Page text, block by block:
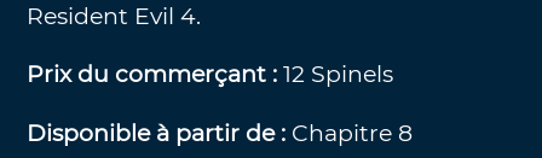
Resident Evil 4.
Prix du commerçant :12 Spinels
Disponible à partir de : Chapitre 8